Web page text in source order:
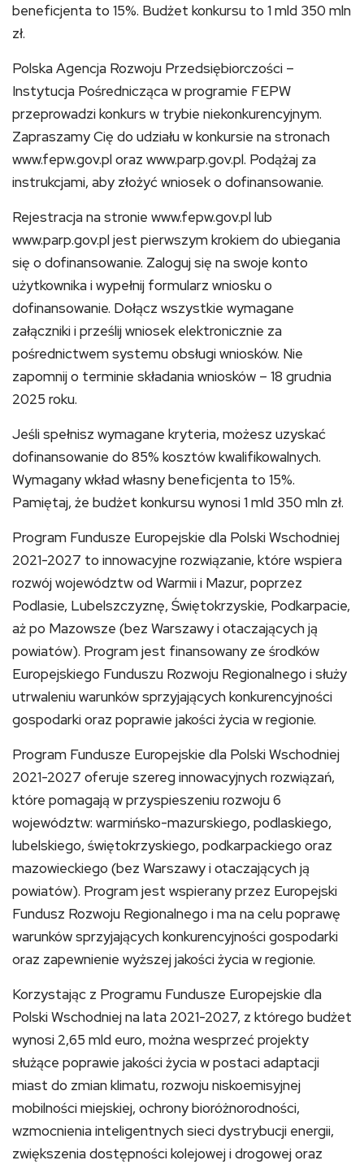
beneficjenta to 15%. Budżet konkursu to 1 mld 350 mln
zł.
Polska Agencja Rozwoju Przedsiębiorczości –
Instytucja Pośrednicząca w programie FEPW
przeprowadzi konkurs w trybie niekonkurencyjnym.
Zapraszamy Cię do udziału w konkursie na stronach
www.fepw.gov.pl oraz www.parp.gov.pl. Podążaj za
instrukcjami, aby złożyć wniosek o dofinansowanie.
Rejestracja na stronie www.fepw.gov.pl lub
www.parp.gov.pl jest pierwszym krokiem do ubiegania
się o dofinansowanie. Zaloguj się na swoje konto
użytkownika i wypełnij formularz wniosku o
dofinansowanie. Dołącz wszystkie wymagane
załączniki i prześlij wniosek elektronicznie za
pośrednictwem systemu obsługi wniosków. Nie
zapomnij o terminie składania wniosków – 18 grudnia
2025 roku.
Jeśli spełnisz wymagane kryteria, możesz uzyskać
dofinansowanie do 85% kosztów kwalifikowalnych.
Wymagany wkład własny beneficjenta to 15%.
Pamiętaj, że budżet konkursu wynosi 1 mld 350 mln zł.
Program Fundusze Europejskie dla Polski Wschodniej
2021-2027 to innowacyjne rozwiązanie, które wspiera
rozwój województw od Warmii i Mazur, poprzez
Podlasie, Lubelszczyznę, Świętokrzyskie, Podkarpacie,
aż po Mazowsze (bez Warszawy i otaczających ją
powiatów). Program jest finansowany ze środków
Europejskiego Funduszu Rozwoju Regionalnego i służy
utrwaleniu warunków sprzyjających konkurencyjności
gospodarki oraz poprawie jakości życia w regionie.
Program Fundusze Europejskie dla Polski Wschodniej
2021-2027 oferuje szereg innowacyjnych rozwiązań,
które pomagają w przyspieszeniu rozwoju 6
województw: warmińsko-mazurskiego, podlaskiego,
lubelskiego, świętokrzyskiego, podkarpackiego oraz
mazowieckiego (bez Warszawy i otaczających ją
powiatów). Program jest wspierany przez Europejski
Fundusz Rozwoju Regionalnego i ma na celu poprawę
warunków sprzyjających konkurencyjności gospodarki
oraz zapewnienie wyższej jakości życia w regionie.
Korzystając z Programu Fundusze Europejskie dla
Polski Wschodniej na lata 2021-2027, z którego budżet
wynosi 2,65 mld euro, można wesprzeć projekty
służące poprawie jakości życia w postaci adaptacji
miast do zmian klimatu, rozwoju niskoemisyjnej
mobilności miejskiej, ochrony bioróżnorodności,
wzmocnienia inteligentnych sieci dystrybucji energii,
zwiększenia dostępności kolejowej i drogowej oraz